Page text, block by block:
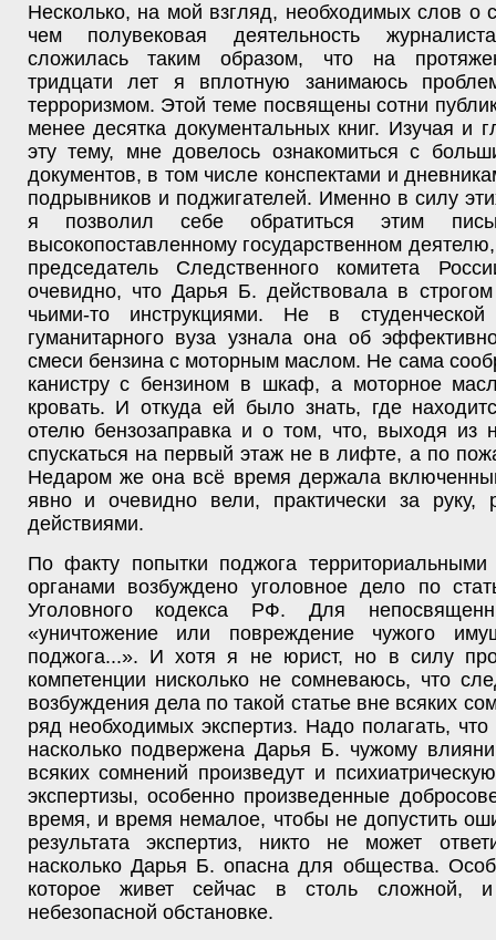
Несколько, на мой взгляд, необходимых слов о
чем полувековая деятельность
сложилась таким образом, что на
тридцати лет я вплотную занимаюсь
терроризмом. Этой теме посвящены сотни
менее десятка документальных книг. Изучая и
эту тему, мне довелось ознакомиться с
документов, в том числе конспектами и
подрывников и поджигателей. Именно в силу
я позволил себе обратиться этим
высокопоставленному государственном
председатель Следственного комитета
очевидно, что Дарья Б. действовала в строгом
чьими-то инструкциями. Не в
гуманитарного вуза узнала она об
смеси бензина с моторным маслом. Не сама
канистру с бензином в шкаф, а моторное
кровать. И откуда ей было знать, где
отелю бензозаправка и о том, что, выходя из
спускаться на первый этаж не в лифте, а по
Недаром же она всё время держала
явно и очевидно вели, практически за руку,
действиями.
По факту попытки поджога территориальными
органами возбуждено уголовное дело по
Уголовного кодекса РФ. Для
«уничтожение или повреждение чужого
поджога...». И хотя я не юрист, но в силу
компетенции нисколько не сомневаюсь, что
возбуждения дела по такой статье вне всяких
ряд необходимых экспертиз. Надо полагать, что
насколько подвержена Дарья Б. чужому
всяких сомнений произведут и
экспертизы, особенно произведенные
время, и время немалое, чтобы не допустить
результата экспертиз, никто не может
насколько Дарья Б. опасна для общества.
которое живет сейчас в столь сложной,
небезопасной обстановке.